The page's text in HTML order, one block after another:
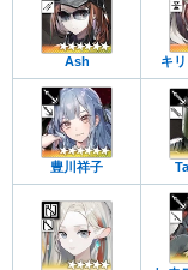
Ash キ
豊川祥子